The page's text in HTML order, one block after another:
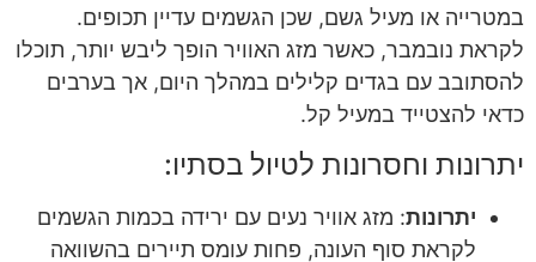
במטרייה או מעיל גשם, שכן הגשמים עדיין תכופים.
לקראת נובמבר, כאשר מזג האוויר הופך ליבש יותר, תוכלו
להסתובב עם בגדים קלילים במהלך היום, אך בערבים
כדאי להצטייד במעיל קל.
יתרונות וחסרונות לטיול בסתיו:
יתרונות: מזג אוויר נעים עם ירידה בכמות הגשמים
לקראת סוף העונה, פחות עומס תיירים בהשוואה